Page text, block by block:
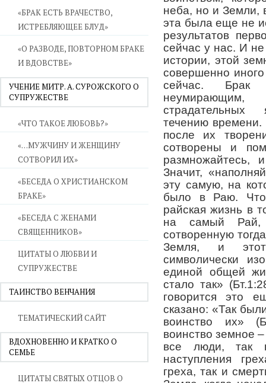
«БРАК ЕСТЬ ВРАЧЕСТВО,
ИСТРЕБЛЯЮЩЕЕ БЛУД»
«О РАЗВОДЕ, ПОВТОРНОМ БРАКЕ
И ВДОВСТВЕ»
УЧЕНИЕ МИТР. А. СУРОЖСКОГО О
СУПРУЖЕСТВЕ
«ЧТО ТАКОЕ ЛЮБОВЬ?»
«…МУЖЧИНУ И ЖЕНЩИНУ
СОТВОРИЛ ИХ»
«БЕСЕДА О ХРИСТИАНСКОМ
БРАКЕ»
«БЕСЕДА С ЖЕНАМИ
СВЯЩЕННИКОВ»
ЦИТАТЫ О ЛЮБВИ И
СУПРУЖЕСТВЕ
ТАИНСТВО ВЕНЧАНИЯ
ТЕМАТИЧЕСКИЙ САЙТ
ВДОХНОВЕННО И КРАТКО О
СЕМЬЕ
ЦИТАТЫ СВЯТЫХ ОТЦОВ О
неба, но и Земли,
эта была еще не
результатов
сейчас у нас. И
истории, этой
совершенно
сейчас. Брак
течению
после их
сотворены и
размножайтесь,
Значит,
эту самую, на
было в Раю. Что
райская жизнь в
на самый
сотворенную
Земля, и
символически
единой общей
стало так»
говорится это
сказано: «Так
воинство их»
воинство земное
все люди, так
наступления
греха, так и